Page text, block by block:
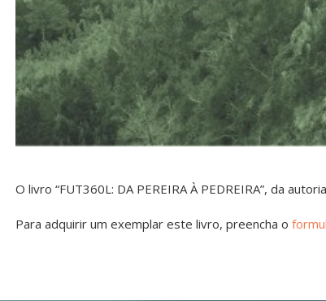
O livro “FUT360L: DA PEREIRA À PEDREIRA”, da
Para adquirir um exemplar este livro, preencha o